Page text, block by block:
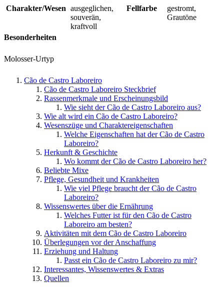
Charakter/Wesen ausgeglichen,
souverän,
kraftvoll
Fellfarbe
gestromt,
Grautöne
Besonderheiten
Molosser-Urtyp
Cão de Castro Laboreiro
Cão de Castro Laboreiro Steckbrief
Rassenmerkmale und Erscheinungsbild
Wie sieht der Cão de Castro Laboreiro aus?
Wie alt wird ein Cão de Castro Laboreiro?
Wesenszüge und Charaktereigenschaften
Welche Eigenschaften hat der Cão de Castro
Laboreiro?
Herkunft & Geschichte
Wo kommt der Cão de Castro Laboreiro her?
Beliebte Mixe
Pflege, Gesundheit und Krankheiten
Wie viel Pflege braucht der Cão de Castro
Laboreiro?
Wissenswertes über die Ernährung
Welches Futter ist für den Cão de Castro
Laboreiro am besten?
Aktivitäten mit dem Cão de Castro Laboreiro
Überlegungen vor der Anschaffung
Erziehung und Haltung
Passt ein Cão de Castro Laboreiro zu mir?
Interessantes, Wissenswertes & Extras
Quellen